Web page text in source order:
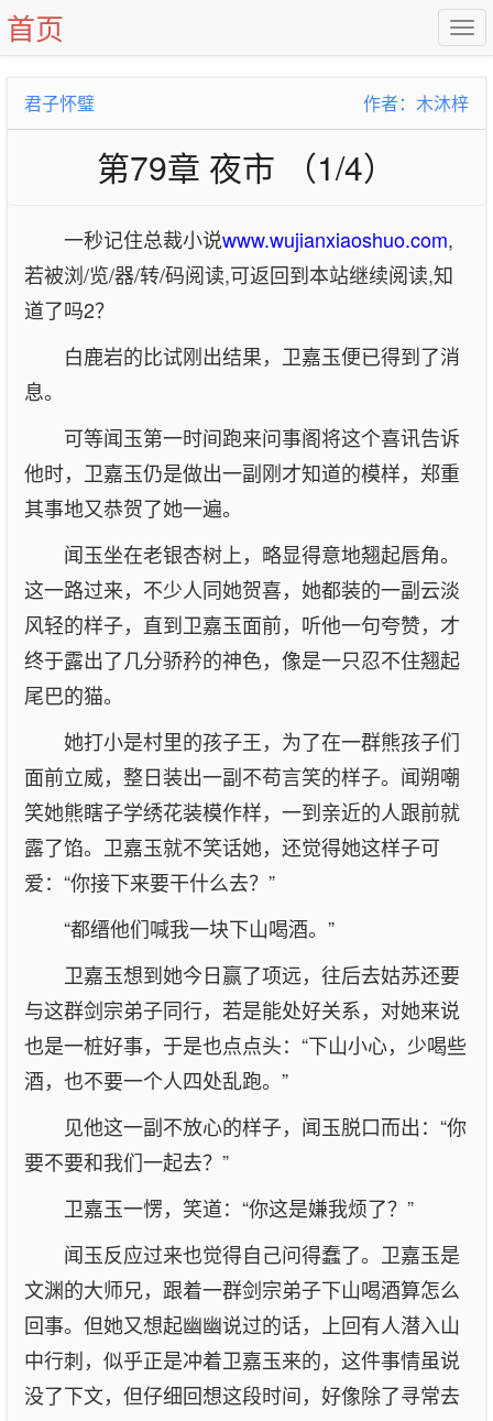
首页
君子怀璧 作者：木沐梓
第79章 夜市 （1/4）
一秒记住总裁小说www.wujianxiaoshuo.com,
若被浏/览/器/转/码阅读,可返回到本站继续阅读,知
道了吗2？
白鹿岩的比试刚出结果，卫嘉玉便已得到了消
息。
可等闻玉第一时间跑来问事阁将这个喜讯告诉
他时，卫嘉玉仍是做出一副刚才知道的模样，郑重
其事地又恭贺了她一遍。
闻玉坐在老银杏树上，略显得意地翘起唇角。
这一路过来，不少人同她贺喜，她都装的一副云淡
风轻的样子，直到卫嘉玉面前，听他一句夸赞，才
终于露出了几分骄矜的神色，像是一只忍不住翘起
尾巴的猫。
她打小是村里的孩子王，为了在一群熊孩子们
面前立威，整日装出一副不苟言笑的样子。闻朔嘲
笑她熊瞎子学绣花装模作样，一到亲近的人跟前就
露了馅。卫嘉玉就不笑话她，还觉得她这样子可
爱：“你接下来要干什么去？”
“都缙他们喊我一块下山喝酒。”
卫嘉玉想到她今日赢了项远，往后去姑苏还要
与这群剑宗弟子同行，若是能处好关系，对她来说
也是一桩好事，于是也点点头：“下山小心，少喝些
酒，也不要一个人四处乱跑。”
见他这一副不放心的样子，闻玉脱口而出：“你
要不要和我们一起去？”
卫嘉玉一愣，笑道：“你这是嫌我烦了？”
闻玉反应过来也觉得自己问得蠢了。卫嘉玉是
文渊的大师兄，跟着一群剑宗弟子下山喝酒算怎么
回事。但她又想起幽幽说过的话，上回有人潜入山
中行刺，似乎正是冲着卫嘉玉来的，这件事情虽说
没了下文，但仔细回想这段时间，好像除了寻常去